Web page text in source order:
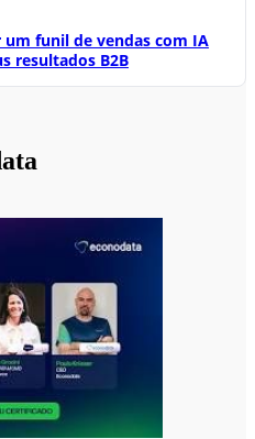
funil de vendas com IA
resultados B2B